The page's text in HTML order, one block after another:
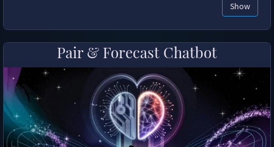
Show
Pair & Forecast Chatbot